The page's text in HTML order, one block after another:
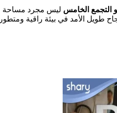
التجمع الخامس ليس مجرد مساحة
طويل الأمد في بيئة راقية